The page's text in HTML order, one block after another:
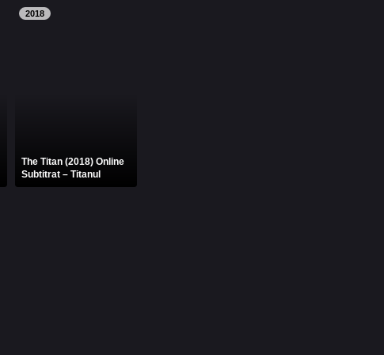
2018
The Titan (2018) Online
Subtitrat – Titanul